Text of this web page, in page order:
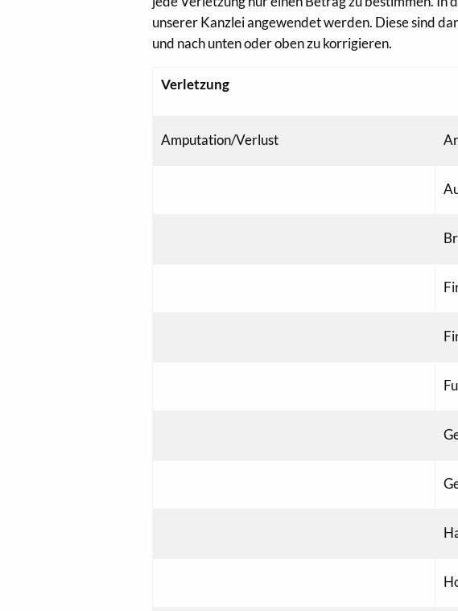
unserer Kanzlei angewendet werden. Diese sind
und nach unten oder oben zu korrigieren.
Verletzung
Amputation/Verlust